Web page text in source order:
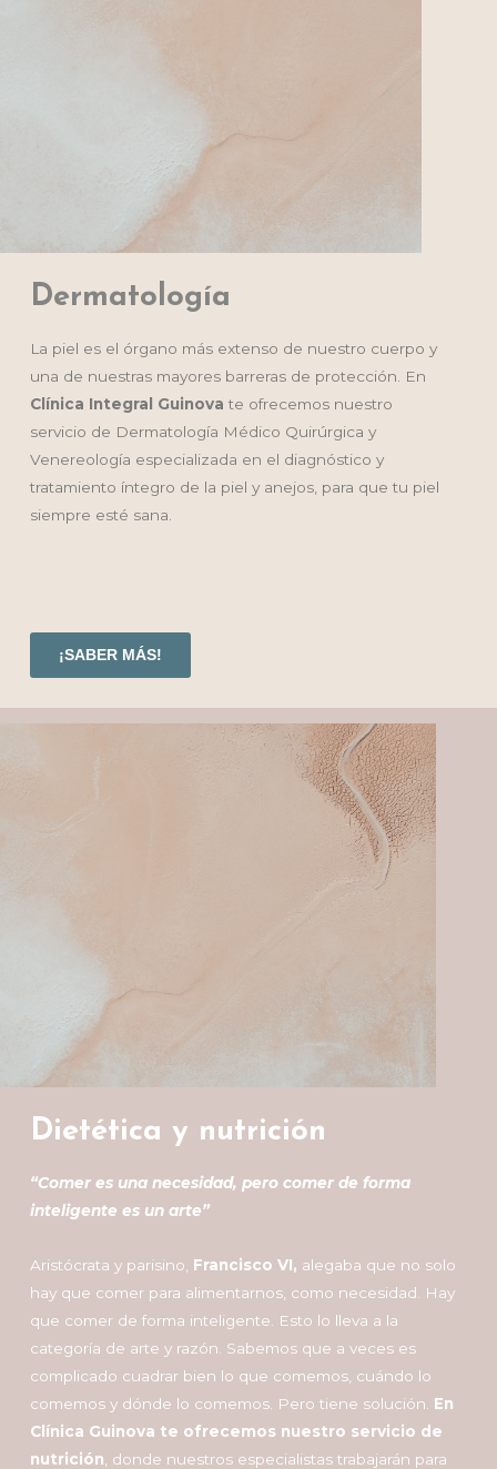
Dermatología
La piel es el órgano más extenso de nuestro cuerpo y
una de nuestras mayores barreras de protección. En
Clínica Integral Guinova te ofrecemos nuestro
servicio de Dermatología Médico Quirúrgica y
Venereología especializada en el diagnóstico y
tratamiento íntegro de la piel y anejos, para que tu piel
siempre esté sana.
¡SABER MÁS!
Dietética y nutrición
“Comer es una necesidad, pero comer de forma
inteligente es un arte”
Aristócrata y parisino, Francisco VI, alegaba que no solo
hay que comer para alimentarnos, como necesidad. Hay
que comer de forma inteligente. Esto lo lleva a la
categoría de arte y razón. Sabemos que a veces es
complicado cuadrar bien lo que comemos, cuándo lo
comemos y dónde lo comemos. Pero tiene solución. En
Clínica Guinova te ofrecemos nuestro servicio de
nutrición , donde nuestros especialistas trabajarán para